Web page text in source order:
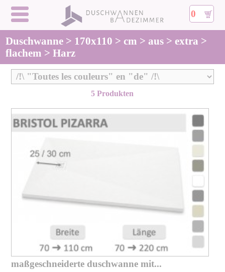
0
Duschwanne > 170x110 > cm > aus > extra >
flachem > Harz
5 Produkten
maßgeschneiderte duschwanne mit...